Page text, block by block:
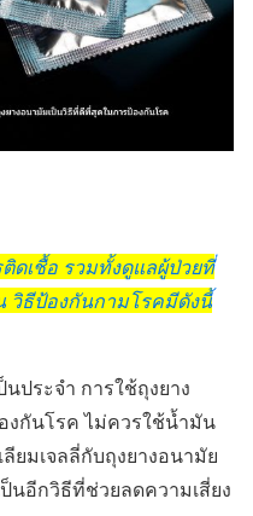
ดเชื้อ รวมทั้งดูแลผู้ป่วยที่
วิธีป้องกันกามโรคมีดังนี้
ประจำ การใช้ถุงยาง
งกันโรค ไม่ควรใช้น้ำมัน
ยมเจลลี่กับถุงยางอนามัย
นอีกวิธีที่ช่วยลดความเสี่ยง